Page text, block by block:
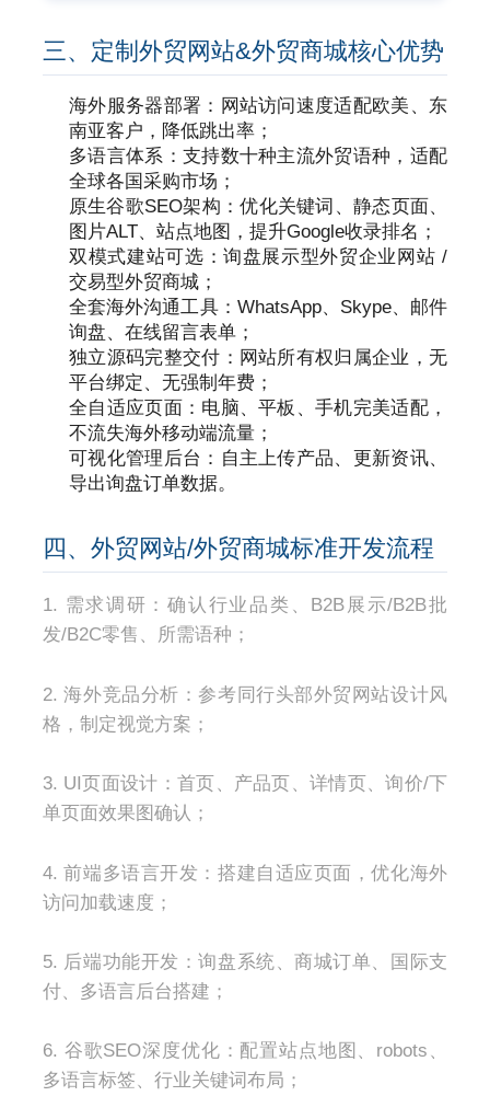
三、定制外贸网站&外贸商城核心优势
海外服务器部署：网站访问速度适配欧美、东
南亚客户，降低跳出率；
多语言体系：支持数十种主流外贸语种，适配
全球各国采购市场；
原生谷歌SEO架构：优化关键词、静态页面、
图片ALT、站点地图，提升Google收录排名；
双模式建站可选：询盘展示型外贸企业网站 /
交易型外贸商城；
全套海外沟通工具：WhatsApp、Skype、邮件
询盘、在线留言表单；
独立源码完整交付：网站所有权归属企业，无
平台绑定、无强制年费；
全自适应页面：电脑、平板、手机完美适配，
不流失海外移动端流量；
可视化管理后台：自主上传产品、更新资讯、
导出询盘订单数据。
四、外贸网站/外贸商城标准开发流程
1. 需求调研：确认行业品类、B2B展示/B2B批
发/B2C零售、所需语种；
2. 海外竞品分析：参考同行头部外贸网站设计风
格，制定视觉方案；
3. UI页面设计：首页、产品页、详情页、询价/下
单页面效果图确认；
4. 前端多语言开发：搭建自适应页面，优化海外
访问加载速度；
5. 后端功能开发：询盘系统、商城订单、国际支
付、多语言后台搭建；
6. 谷歌SEO深度优化：配置站点地图、robots、
多语言标签、行业关键词布局；